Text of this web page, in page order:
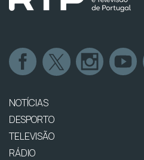
NOTÍCIAS
DESPORTO
TELEVISÃO
RÁDIO